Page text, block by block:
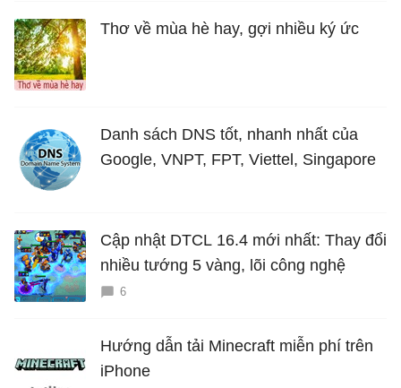
Thơ về mùa hè hay, gợi nhiều ký ức
Danh sách DNS tốt, nhanh nhất của
Google, VNPT, FPT, Viettel, Singapore
Cập nhật DTCL 16.4 mới nhất: Thay đổi
nhiều tướng 5 vàng, lõi công nghệ
6
Hướng dẫn tải Minecraft miễn phí trên
iPhone